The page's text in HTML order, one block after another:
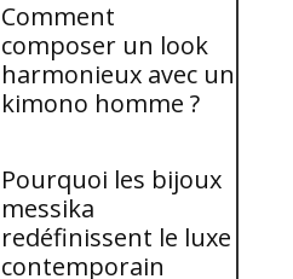
Comment
composer un look
harmonieux avec un
kimono homme ?
Pourquoi les bijoux
messika
redéfinissent le luxe
contemporain